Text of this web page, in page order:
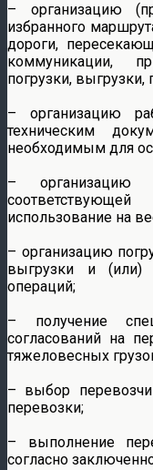
– организацию
избранного
дороги,
коммуникации,
погрузки, выгрузки,
– организацию
техническим
необходимым для
– организацию
использование на
– организацию
выгрузки и (или)
операций;
– получение
согласований на
тяжеловесных
– выбор
перевозки;
– выполнение
согласно